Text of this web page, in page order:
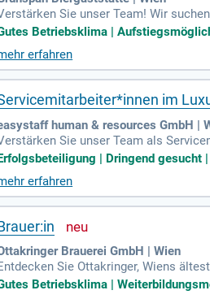
Sie unser Team! Wir
und Unterstützung bei der
Betriebsklima |
erfahren
im
human & resources GmbH |
Sie unser Team als
erstklassigen Firmenfeiern und 5-
| Dringend gesucht
erfahren
Brauerei GmbH | Wien
Sie Ottakringer, Wiens
einer Familie, die erstklassige
Betriebsklima |